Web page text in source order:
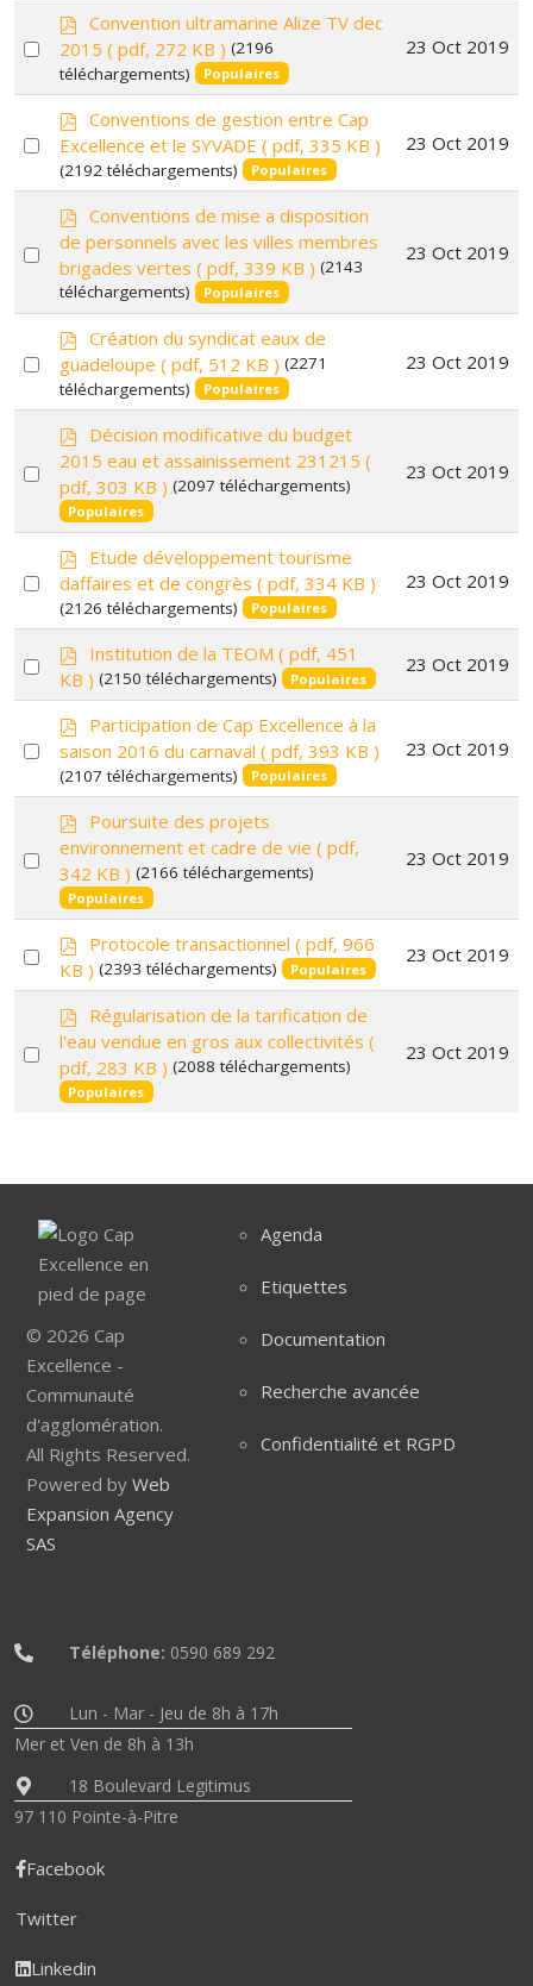
Select
p
d
f
Convention ultramarine Alize TV dec
2015 ( pdf, 272 KB ) (2196
téléchargements)
Populaires
23 Oct 2019
Select
p
f
Conventions de gestion entre Cap
Excellence et le SYVADE ( pdf, 335 KB )
(2192 téléchargements) Populaires
23 Oct 2019
Select
item
p
f
Conventions de mise a disposition
de personnels avec les villes membres
brigades vertes ( pdf, 339 KB ) (2143
téléchargements)
Populaires
23 Oct 2019
Select
p
f
Création du syndicat eaux de
guadeloupe ( pdf, 512 KB ) (2271
téléchargements)
Populaires
23 Oct 2019
Select
item
p
d
f
Décision modificative du budget
2015 eau et assainissement 231215 (
pdf, 303 KB ) (2097 téléchargements)
Populaires
23 Oct 2019
Select
p
d
f
Etude développement tourisme
daffaires et de congrès ( pdf, 334 KB )
(2126 téléchargements) Populaires
23 Oct 2019
Select
p
d
f
Institution de la TEOM ( pdf, 451
KB ) (2150 téléchargements) Populaires
23 Oct 2019
Select
p
f
Participation de Cap Excellence à la
saison 2016 du carnaval ( pdf, 393 KB )
(2107 téléchargements) Populaires
23 Oct 2019
Select
item
p
d
f
Poursuite des projets
environnement et cadre de vie ( pdf,
342 KB ) (2166 téléchargements)
Populaires
23 Oct 2019
Select
p
d
f
Protocole transactionnel ( pdf, 966
KB ) (2393 téléchargements) Populaires
23 Oct 2019
Select
p
f
Régularisation de la tarification de
l'eau vendue en gros aux collectivités (
pdf, 283 KB ) (2088 téléchargements)
Populaires
23 Oct 2019
© 2026 Cap
Excellence -
Communauté
d'agglomération.
All Rights Reserved.
Powered by Web
Expansion Agency
SAS
Agenda
Etiquettes
Documentation
Recherche avancée
Confidentialité et RGPD
Téléphone: 0590 689 292
Lun - Mar - Jeu de 8h à 17h
Mer et Ven de 8h à 13h
18 Boulevard Legitimus
97 110 Pointe-à-Pitre
Facebook
Twitter
Linkedin